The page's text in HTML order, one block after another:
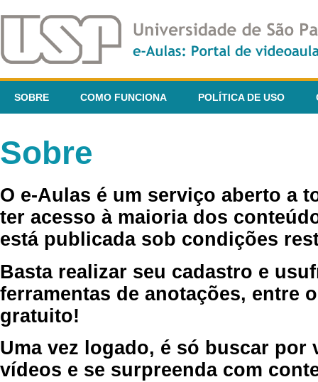
SOBRE COMO FUNCIONA POLÍTICA DE USO
Sobre
O e-Aulas é um serviço aberto a
ter acesso à maioria dos
está publicada sob condições
Basta realizar seu cadastro e
ferramentas de anotações, entre
gratuito!
Uma vez logado, é só buscar por
vídeos e se surpreenda com